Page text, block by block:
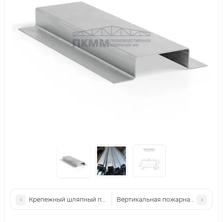
Крепежный шляпный профиль 90х20х3000 (ОЦ-01-БЦ-1.2)
Вертикальная пожарная